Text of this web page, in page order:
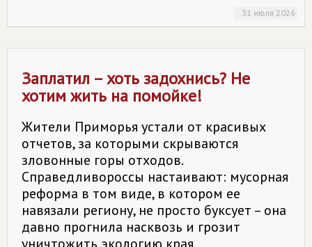
31 июля 2026
Заплатил – хоть задохнись? Не
хотим жить на помойке!
Жители Приморья устали от красивых
отчетов, за которыми скрываются
зловонные горы отходов.
Справедливороссы настаивают: мусорная
реформа в том виде, в котором ее
навязали региону, не просто буксует – она
давно прогнила насквозь и грозит